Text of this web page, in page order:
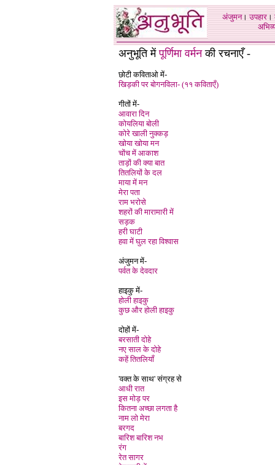
अंजुमन।उपहार।
अनुभूति मेंपूर्णिमा वर्मनकी रचनाएँ -
छोटी कविताओ में-
खिड़की पर बोगनविला- (११ कविताएँ)
गीतों में-
आवारा दिन
कोयलिया बोली
कोरे खाली नुक्कड़
खोया खोया मन
चोंच में आकाश
ताड़ों की क्या बात
तितलियों के दल
माया में मन
मेरा पता
राम भरोसे
शहरों की मारामारी में
सड़क
हरी घाटी
हवा में घुल रहा विश्वास
अंजुमन में-
पर्वत के देवदार
हाइकु में-
होली हाइकु
कुछ और होली हाइकु
दोहों में-
बरसाती दोहे
नए साल के दोहे
कहें तितलियाँ
'वक्त के साथ' संग्रह से
आधी रात
इस मोड़ पर
कितना अच्छा लगता है
नाम लो मेरा
बरगद
बारिश बारिश नभ
रंग
रेत सागर